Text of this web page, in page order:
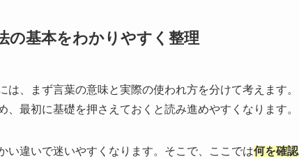
の基本をわかりやすく整理
は、まず言葉の意味と実際の使われ方を分けて考えます。
最初に基礎を押さえておくと読み進めやすくなります。
い違いで迷いやすくなります。そこで、ここでは何を確認